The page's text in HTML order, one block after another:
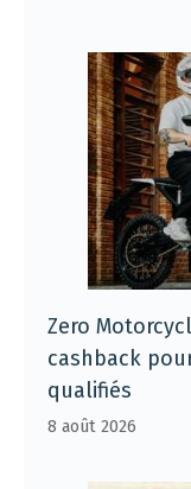
Zero
cashback
qualifiés
8 août 2026